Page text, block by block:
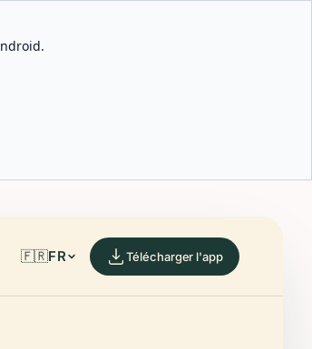
🇫🇷FR Télécharger l'app